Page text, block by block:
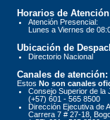
Horarios de
Atención Presencial:
Lunes a Viernes de
Ubicación de
Directorio Nacional
Canales de atención:
Estos No son canales
Consejo Superior de la
(+57) 601 - 565 8500
Dirección Ejecutiva de
Carrera 7 # 27-18,